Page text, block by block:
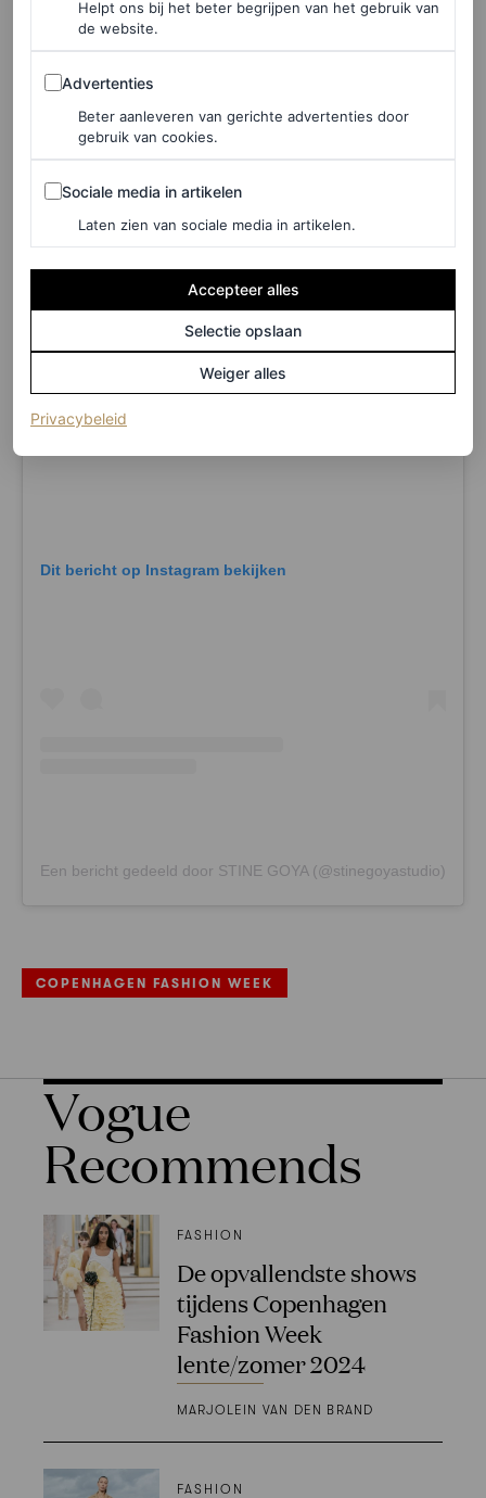
kleuren met prachtige zilveren dertails) was.
Met de shows van merken als Rotate en Ganni nog op de
planning, zijn we zeer benieuwd naar wat de catwalks
van Copenhagen Fashion Week lente/zomer 2024 nog
meer voor ons in petto hebben.
Dit bericht op Instagram bekijken
Een bericht gedeeld door STINE GOYA (@stinegoyastudio)
COPENHAGEN FASHION WEEK
Vogue
Recommends
FASHION
De opvallendste shows
tijdens Copenhagen
Fashion Week
lente/zomer 2024
MARJOLEIN VAN DEN BRAND
FASHION
Helpt ons bij het beter begrijpen van het gebruik van
de website.
Advertenties
Advertenties
Beter aanleveren van gerichte advertenties door
gebruik van cookies.
Sociale media in artikelen
Sociale media in artikelen
Laten zien van sociale media in artikelen.
Accepteer alles
Selectie opslaan
Weiger alles
Privacybeleid